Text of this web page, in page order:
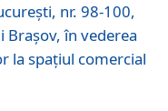
nr. 98-100,
în vederea
la spațiul comercial